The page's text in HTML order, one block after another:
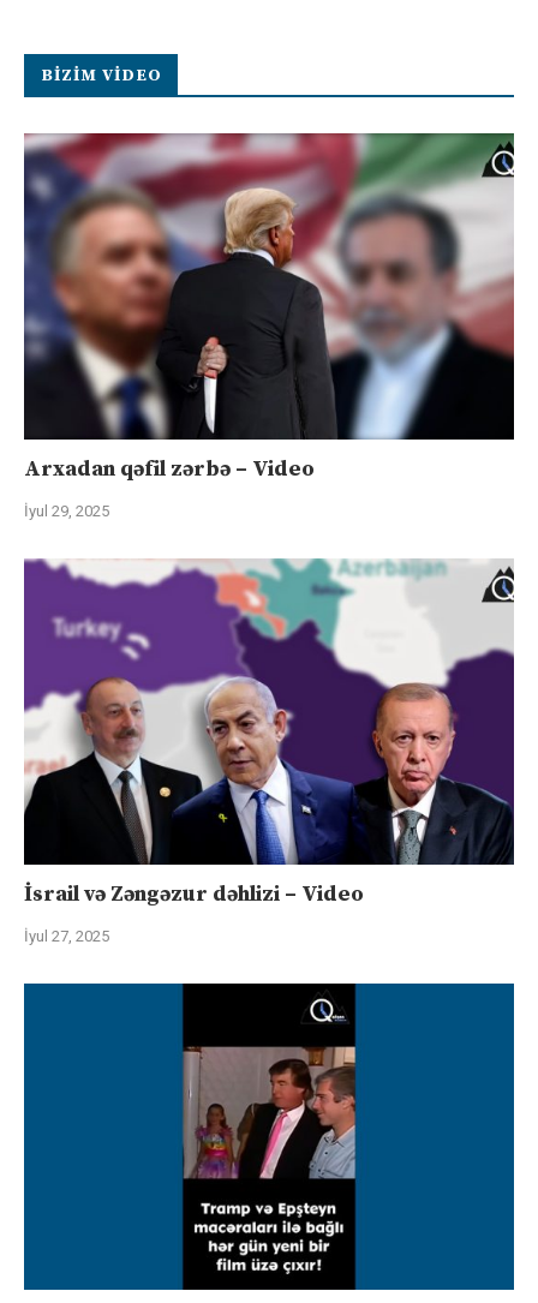
BIZIM VIDEO
Arxadan qəfil zərbə – Video
İyul 29, 2025
İsrail və Zəngəzur dəhlizi – Video
İyul 27, 2025